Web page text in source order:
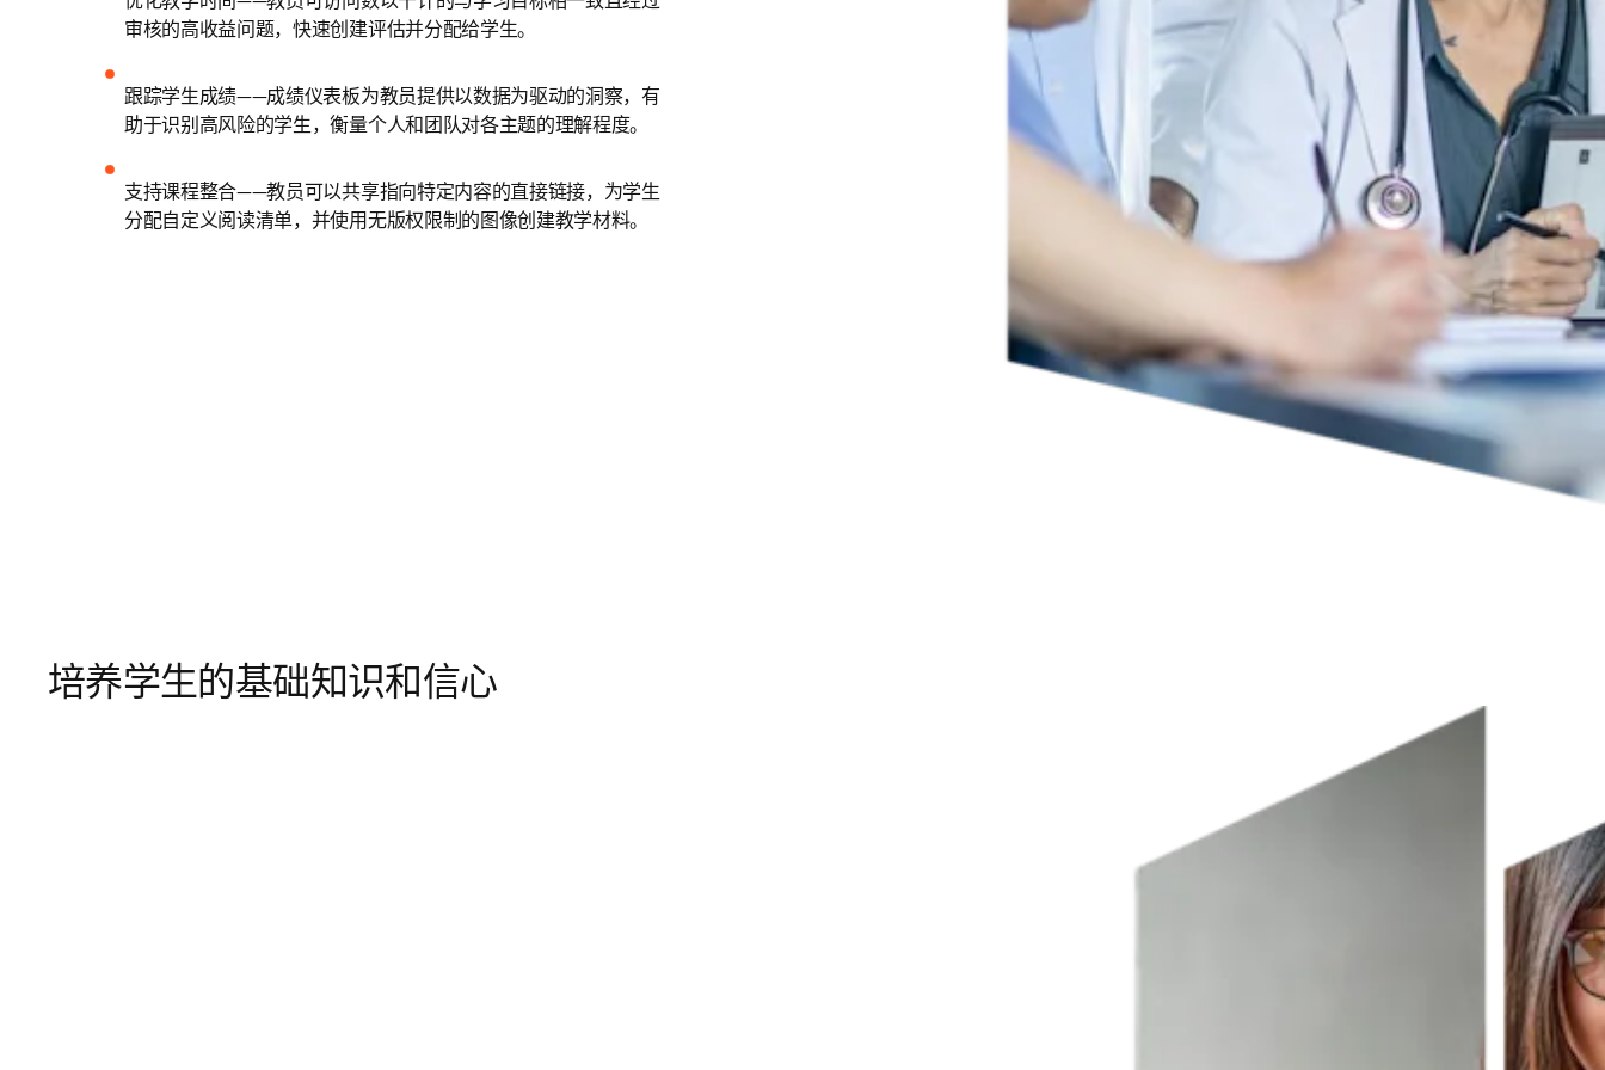
审核的高收益问题，快速创建评估并分配给学生。
跟踪学生成绩——成绩仪表板为教员提供以数据为驱动的洞察，有
助于识别高风险的学生，衡量个人和团队对各主题的理解程度。
支持课程整合——教员可以共享指向特定内容的直接链接，为学生
分配自定义阅读清单，并使用无版权限制的图像创建教学材料。
培养学生的基础知识和信心